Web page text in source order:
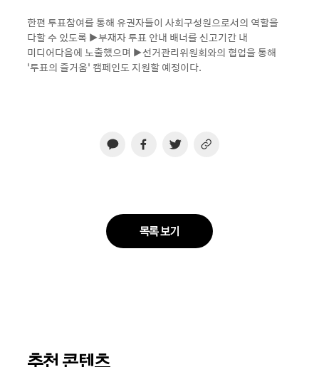
한편 투표참여를 통해 유권자들이 사회구성원으로서의 역할을
다할 수 있도록 ▶부재자 투표 안내 배너를 신고기간 내
미디어다음에 노출했으며 ▶선거관리위원회와의 협업을 통해
‘투표의 즐거움’ 캠페인도 지원할 예정이다.
목록 보기
추천 콘텐츠